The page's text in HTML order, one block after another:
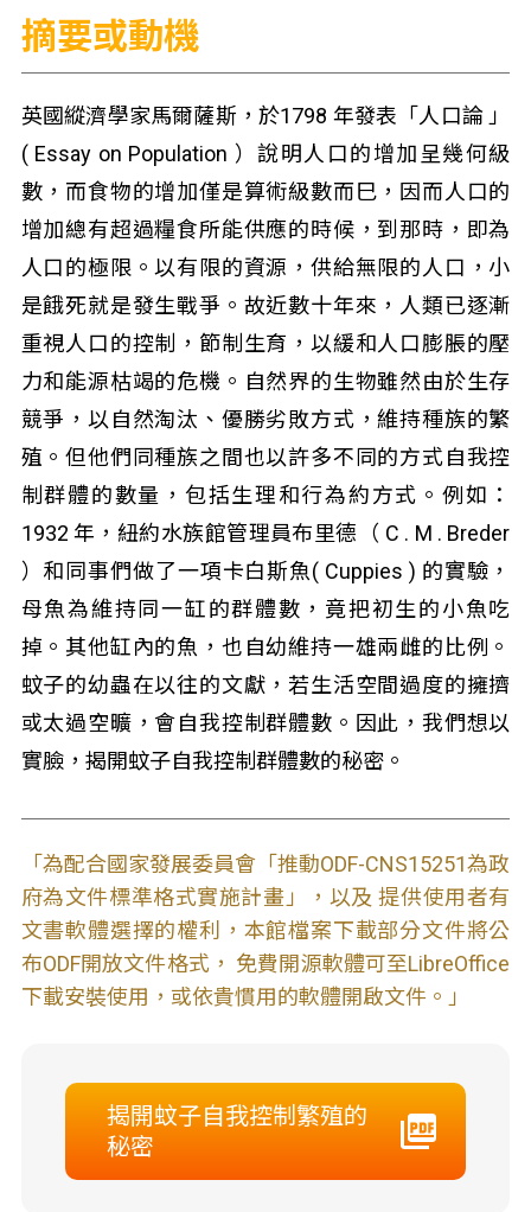
摘要或動機
英國縱濟學家馬爾薩斯，於1798 年發表「人口論 」
( Essay on Population ）說明人口的增加呈幾何級
數，而食物的增加僅是算術級數而巳，因而人口的
增加總有超過糧食所能供應的時候，到那時，即為
人口的極限。以有限的資源，供給無限的人口，小
是餓死就是發生戰爭。故近數十年來，人類已逐漸
重視人口的控制，節制生育，以緩和人口膨脹的壓
力和能源枯竭的危機。自然界的生物雖然由於生存
競爭，以自然淘汰、優勝劣敗方式，維持種族的繁
殖。但他們同種族之間也以許多不同的方式自我控
制群體的數量，包括生理和行為約方式。例如：
1932 年，紐約水族館管理員布里德（ C . M . Breder
）和同事們做了一項卡白斯魚( Cuppies ) 的實驗，
母魚為維持同一缸的群體數，竟把初生的小魚吃
掉。其他缸內的魚，也自幼維持一雄兩雌的比例。
蚊子的幼蟲在以往的文獻，若生活空間過度的擁擠
或太過空曠，會自我控制群體數。因此，我們想以
實臉，揭開蚊子自我控制群體數的秘密。
「為配合國家發展委員會「推動ODF-CNS15251為政
府為文件標準格式實施計畫」，以及 提供使用者有
文書軟體選擇的權利，本館檔案下載部分文件將公
布ODF開放文件格式， 免費開源軟體可至LibreOffice
下載安裝使用，或依貴慣用的軟體開啟文件。」
揭開蚊子自我控制繁殖的
秘密